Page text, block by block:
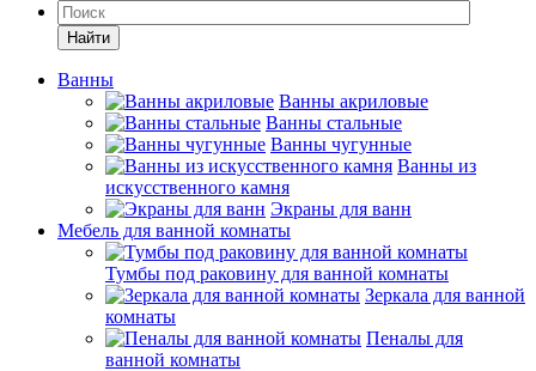
Найти
Ванны
Ванны акриловые
Ванны стальные
Ванны чугунные
Ванны из
искусственного камня
Экраны для ванн
Мебель для ванной комнаты
Тумбы под раковину для ванной комнаты
Зеркала для ванной
комнаты
Пеналы для
ванной комнаты